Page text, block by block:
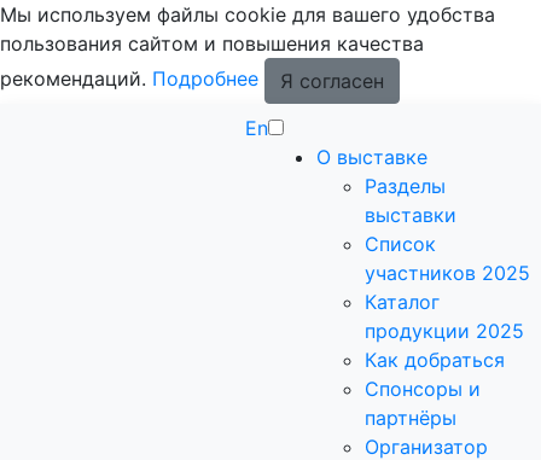
Мы используем файлы cookie для вашего удобства
пользования сайтом и повышения качества
рекомендаций. Подробнее
Я согласен
En
О выставке
Разделы
выставки
Список
участников 2025
Каталог
продукции 2025
Как добраться
Спонсоры и
партнёры
Организатор